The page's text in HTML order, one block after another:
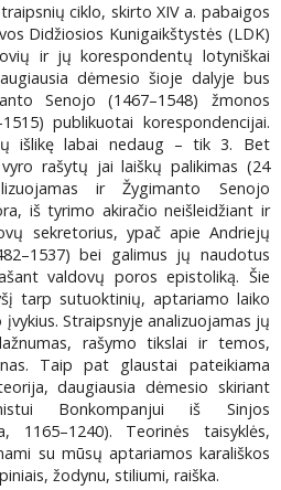
ciklo, skirto XIV a. pabaigos
Didžiosios Kunigaikštystės (LDK)
ir jų korespondentų lotyniškai
dėmesio šioje dalyje bus
Senojo (1467–1548) žmonos
publikuotai korespondencijai.
išlikę labai nedaug – tik 3. Bet
rašytų jai laiškų palikimas (24
ir Žygimanto Senojo
iš tyrimo akiračio neišleidžiant ir
sekretorius, ypač apie Andriejų
bei galimus jų naudotus
valdovų poros epistoliką. Šie
tarp sutuoktinių, aptariamo laiko
Straipsnyje analizuojamas jų
rašymo tikslai ir temos,
Taip pat glaustai pateikiama
daugiausia dėmesio skiriant
Bonkompanjui iš Sinjos
1165–1240). Teorinės taisyklės,
su mūsų aptariamos karališkos
žodynu, stiliumi, raiška.